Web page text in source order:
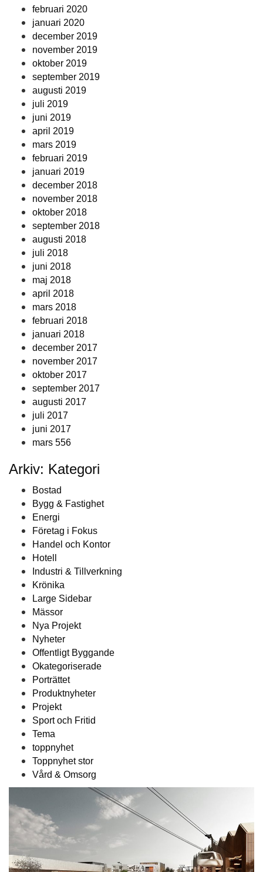
februari 2020
januari 2020
december 2019
november 2019
oktober 2019
september 2019
augusti 2019
juli 2019
juni 2019
april 2019
mars 2019
februari 2019
januari 2019
december 2018
november 2018
oktober 2018
september 2018
augusti 2018
juli 2018
juni 2018
maj 2018
april 2018
mars 2018
februari 2018
januari 2018
december 2017
november 2017
oktober 2017
september 2017
augusti 2017
juli 2017
juni 2017
mars 556
Arkiv: Kategori
Bostad
Bygg & Fastighet
Energi
Företag i Fokus
Handel och Kontor
Hotell
Industri & Tillverkning
Krönika
Large Sidebar
Mässor
Nya Projekt
Nyheter
Offentligt Byggande
Okategoriserade
Porträttet
Produktnyheter
Projekt
Sport och Fritid
Tema
toppnyhet
Toppnyhet stor
Vård & Omsorg